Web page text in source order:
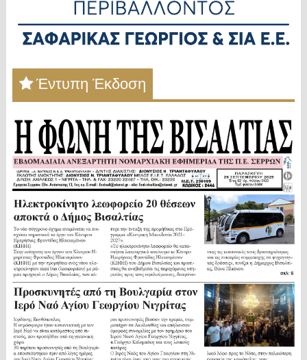
Έντυπη Έκδοση